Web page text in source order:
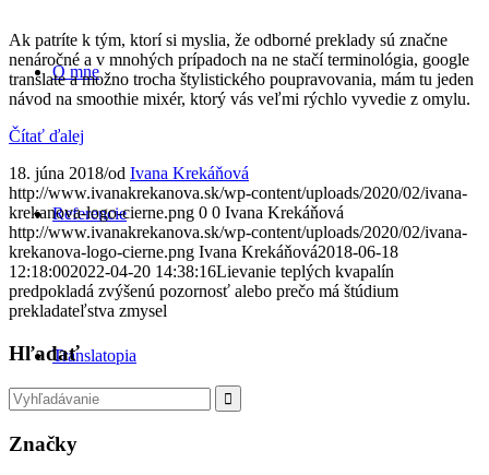
O mne
Referencie
Translatopia
Ak patríte k tým, ktorí si myslia, že odborné preklady sú značne
nenáročné a v mnohých prípadoch na ne stačí terminológia, google
translate a možno trocha štylistického poupravovania, mám tu jeden
návod na smoothie mixér, ktorý vás veľmi rýchlo vyvedie z omylu.
Čítať ďalej
18. júna 2018/od Ivana Krekáňová
http://www.ivanakrekanova.sk/wp-content/uploads/2020/02/ivana-
krekanova-logo-cierne.png 0 0 Ivana Krekáňová
http://www.ivanakrekanova.sk/wp-content/uploads/2020/02/ivana-
krekanova-logo-cierne.png Ivana Krekáňová2018-06-18
12:18:002022-04-20 14:38:16Lievanie teplých kvapalín
predpokladá zvýšenú pozornosť alebo prečo má štúdium
prekladateľstva zmysel
Hľadať
Značky